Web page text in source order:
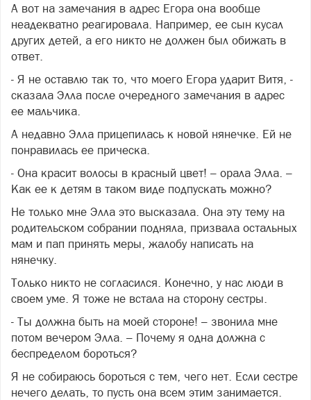
А вот на замечания в адрес Егора она вообще
неадекватно реагировала. Например, ее сын кусал
других детей, а его никто не должен был обижать в
ответ.
- Я не оставлю так то, что моего Егора ударит Витя, -
сказала Элла после очередного замечания в адрес
ее мальчика.
А недавно Элла прицепилась к новой нянечке. Ей не
понравилась ее прическа.
- Она красит волосы в красный цвет! – орала Элла. –
Как ее к детям в таком виде подпускать можно?
Не только мне Элла это высказала. Она эту тему на
родительском собрании подняла, призвала остальных
мам и пап принять меры, жалобу написать на
нянечку.
Только никто не согласился. Конечно, у нас люди в
своем уме. Я тоже не встала на сторону сестры.
- Ты должна быть на моей стороне! – звонила мне
потом вечером Элла. – Почему я одна должна с
беспределом бороться?
Я не собираюсь бороться с тем, чего нет. Если сестре
нечего делать, то пусть она всем этим занимается.